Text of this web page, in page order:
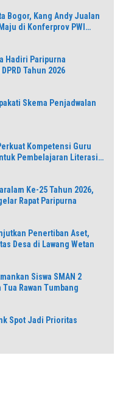
Bogor, Kang Andy Jualan
di Konferprov PWI
Hadiri Paripurna
Tahun 2026
Skema Penjadwalan
Kompetensi Guru
Pembelajaran Literasi
Ke-25 Tahun 2026,
Rapat Paripurna
Penertiban Aset,
Desa di Lawang Wetan
Siswa SMAN 2
Rawan Tumbang
Spot Jadi Prioritas